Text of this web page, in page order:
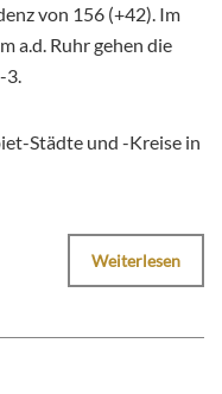
von 156 (+42). Im
a.d. Ruhr gehen die
3.
Städte und -Kreise in
Weiterlesen